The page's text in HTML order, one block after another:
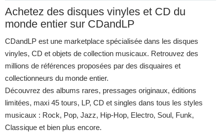
Achetez des disques vinyles et CD du
monde entier sur CDandLP
CDandLP est une marketplace spécialisée dans les disques
vinyles, CD et objets de collection musicaux. Retrouvez des
millions de références proposées par des disquaires et
collectionneurs du monde entier.
Découvrez des albums rares, pressages originaux, éditions
limitées, maxi 45 tours, LP, CD et singles dans tous les styles
musicaux : Rock, Pop, Jazz, Hip-Hop, Electro, Soul, Funk,
Classique et bien plus encore.